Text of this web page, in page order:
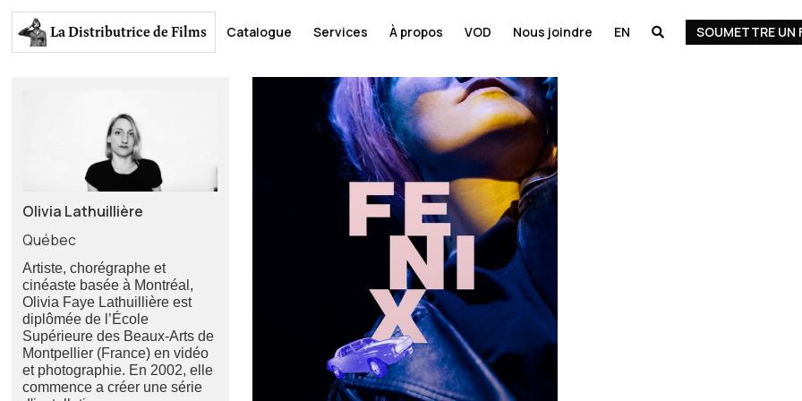
La Distributricede Films Catalogue Services À propos VOD Nous joindre EN  SOUMETTRE UN
Olivia Lathuillière
Québec
Artiste, chorégraphe et
cinéaste basée à Montréal,
Olivia Faye Lathuillière est
diplômée de l’École
Supérieure des Beaux-Arts de
Montpellier (France) en vidéo
et photographie. En 2002, elle
commence a créer une série